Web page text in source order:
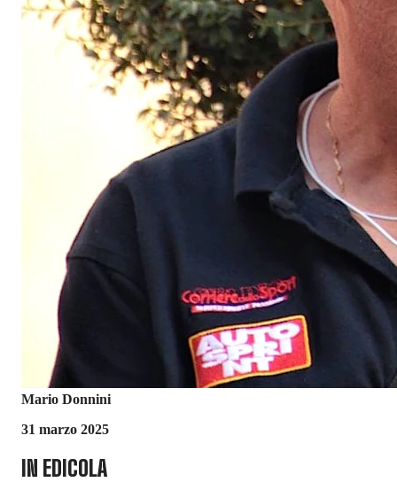
Mario Donnini
31 marzo 2025
IN EDICOLA